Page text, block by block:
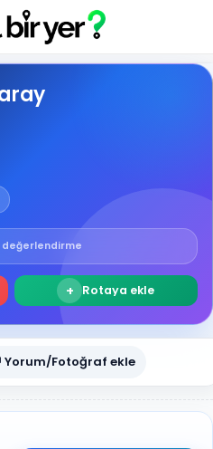
değerlendirme
+ Rotaya ekle
Yorum/Fotoğraf ekle